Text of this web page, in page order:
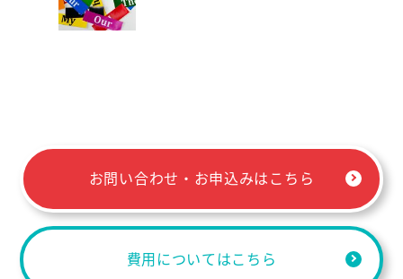
お問い合わせ・お申込みはこちら
費用についてはこちら